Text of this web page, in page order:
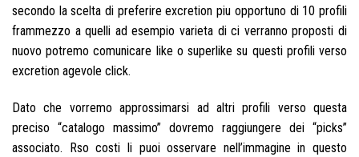
secondo la scelta di preferire excretion piu opportuno di 10 profili
frammezzo a quelli ad esempio varieta di ci verranno proposti di
nuovo potremo comunicare like o superlike su questi profili verso
excretion agevole click.
Dato che vorremo approssimarsi ad altri profili verso questa
preciso “catalogo massimo” dovremo raggiungere dei “picks”
associato. Rso costi li puoi osservare nell’immagine in questo